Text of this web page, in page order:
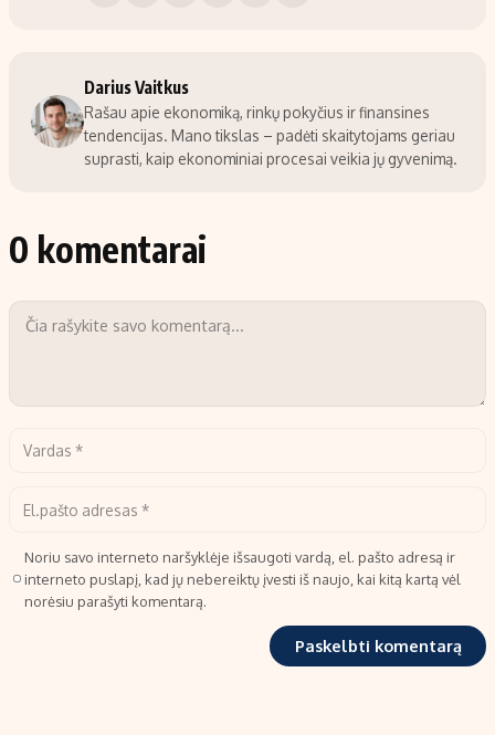
Darius Vaitkus
Rašau apie ekonomiką, rinkų pokyčius ir finansines
tendencijas. Mano tikslas – padėti skaitytojams geriau
suprasti, kaip ekonominiai procesai veikia jų gyvenimą.
0 komentarai
Noriu savo interneto naršyklėje išsaugoti vardą, el. pašto adresą ir
interneto puslapį, kad jų nebereiktų įvesti iš naujo, kai kitą kartą vėl
norėsiu parašyti komentarą.